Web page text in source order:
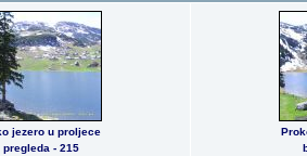
jezero u proljece
pregleda - 215